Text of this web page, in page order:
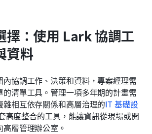
擇：使用 Lark 協調工
資料
協調工作、決策和資料，專案經理需
的清單工具。管理一項多年期的計畫需
雜相互依存關係和高層治理的IT 基礎設
高度整合的工具，能讓資訊從現場或開
層管理辦公室。